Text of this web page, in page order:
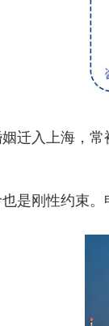
入上海，常
刚性约束。